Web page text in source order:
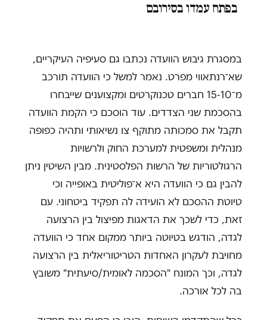
בפתח עמדו בסירובם
במסגרת גיבוש הוועדה נכתבו גם סעיפיה העיקריים,
שא־רנתאווי מפרט. נאמר למשל כי הוועדה תורכב
מ־15-10 חברים טכנוקרטים ומקצוענים שייבחרו
בהסכמת שני הצדדים. עוד הוסכם כי הקמת הוועדה
תקבל את סמכותה מתוקף צו נשיאותי ותהיה כפופה
מנהלית ומשפטית למערכת החוק ולרשויות
הרגולטוריות של הרשות הפלסטינית. מבין השיטין ניתן
להבין גם כי הוועדה היא א־פוליטית באופייה וכי
טיוטת ההסכם לא הועידה לה תפקיד ביטחוני. עם
זאת, כדי לשכך את הדאגות מפיצול בין הרצועה
לגדה, הודגש בטיוטה ביותר ממקום אחד כי הוועדה
מחויבת לעקרון האחדות הטריטוריאלית בין הרצועה
לגדה, וכך המונח "הסכמה לאומית/סיעתית" משובץ
בה לכל אורכה.